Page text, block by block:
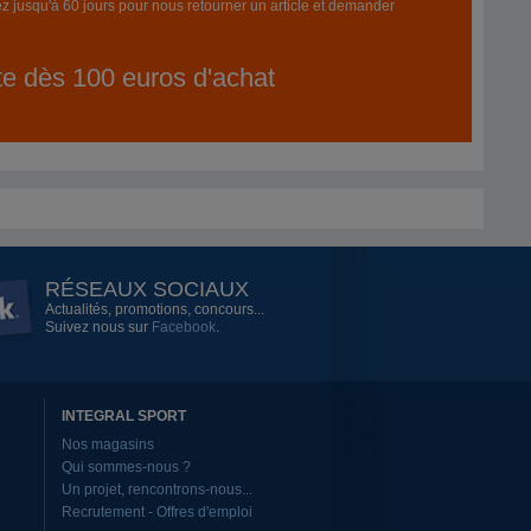
jusqu'à 60 jours pour nous retourner un article et demander
dès 100 euros d'achat
RÉSEAUX SOCIAUX
Actualités, promotions, concours...
Suivez nous sur Facebook.
INTEGRAL SPORT
Nos magasins
Qui sommes-nous ?
Un projet, rencontrons-nous...
Recrutement - Offres d'emploi